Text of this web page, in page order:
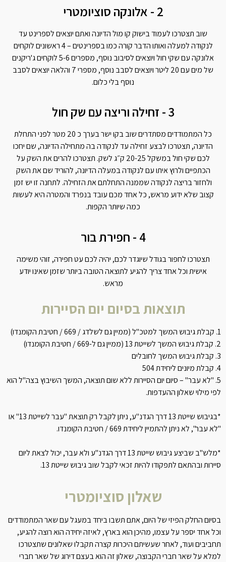
2 - אלונקה סוציומטרי
שוב תצטרכו לעמוד בישוק קו מול הדיונה ואתם יוצאים לספרינט עד
לנקודה למעלה ואותו הדבר קורה כמו בספרינטים – 4 ראשונים לוקחים
אלונקה עם שקי חול ויוצאים לסיבוב נוסף, מספרים 5-6 לוקחים ג'ריקנים
של מים עם 20 ליטר ויוצאים לסבב נוסף, מספרי 7 והלאה יוצאים לסבב
נוסף בלי כלום.
3 - זחילה וריצה עם שק חול
כל המתמודדים מסתדרים שוב בקו ישר בערך כ 20 מטר לפני התחלת
הדיונה, תצטרכו לבצע זחילה עד לנקודה בה מתחילה הדיונה, שם יחכו
לכם שקי חול במשקל 20-25 ק״ג לשק. תצטרכו להרים את השק על
הכתפיים ולרוץ איתו עם לנקודה במעלה הדיונה, להוריד שם את השק
ולחזור בריצה לנקודה שממנה התחלתם את הזחילה. לתחנה זו יש זמן
קצוב שלא ידוע מראש, כל אחד מכם עובד בנפרד והמטרה היא לעשות
כמה שיותר הקפות.
4 - חפירת בור
תצטרכו לחפור בגודל שיוגדר לכם, יהיה לכם עט חפירה, זוהי משימה
אישית וכל אחד צריך להגיע לתוצאה הטובה ביותר שזמן שאינו יודע
מראש.
תוצאות בסיום יום הסיירות
1. קבלת גיבוש המשך למטכ"ל (ממיין גם לשלדג / 669 / חטיבת הקומנדו)
2. קבלת גיבוש המשך לשייטת 13 (ממיין גם ל-669 / חטיבת הקומנדו)
3. קבלת גיבוש המשך לחובלים
4. קבלת מיונים ליחידת 504
5. "לא עבר" – סיום יום הסיירות ללא שום תוצאה, המשך השיבוץ בצה"ל הוא
לפי מילוי שאלון ההעדפות.
*בגיבוש שייטת 13 דרך הגדנ"ע, ניתן לקבל רק תוצאת "עבר לשייטת 13" או
"לא עבר", לא ניתן להתמיין ליחידת 669 / חטיבת הקומנדו.
*מלש"ב שביצע גיבוש שייטת 13 דרך הגדנ"ע ולא עבר, יכול לצאת ליום
סיירות ובהתאם לתפקודו להיות זכאי לקבל שוב גיבוש שייטת 13.
שאלון סוציומטרי
בסיום החלק הפיזי של היום, אתם תשבו ביחד במעגל עם שאר המתמודדים
וכל אחד יספר על עצמו, מהיכן הוא בארץ, לאיזה יחידה הוא רוצה להגיע,
תחביבים ועוד, לאחר שעשיתם היכרות קצרה תקבלו שאלונים שתצטרכו
למלא על שאר חברי הקבוצה, שאלון זה הוא בעצם דירוג של שאר חברי